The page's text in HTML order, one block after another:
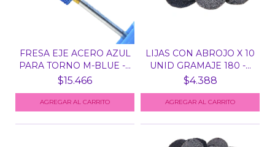
FRESA EJE ACERO AZUL
PARA TORNO M-BLUE -...
$15.466
LIJAS CON ABROJO X 10
UNID GRAMAJE 180 -...
$4.388